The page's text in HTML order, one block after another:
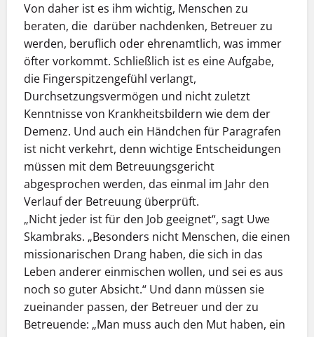
Von daher ist es ihm wichtig, Menschen zu
beraten, die darüber nachdenken, Betreuer zu
werden, beruflich oder ehrenamtlich, was immer
öfter vorkommt. Schließlich ist es eine Aufgabe,
die Fingerspitzengefühl verlangt,
Durchsetzungsvermögen und nicht zuletzt
Kenntnisse von Krankheitsbildern wie dem der
Demenz. Und auch ein Händchen für Paragrafen
ist nicht verkehrt, denn wichtige Entscheidungen
müssen mit dem Betreuungsgericht
abgesprochen werden, das einmal im Jahr den
Verlauf der Betreuung überprüft.
„Nicht jeder ist für den Job geeignet“, sagt Uwe
Skambraks. „Besonders nicht Menschen, die einen
missionarischen Drang haben, die sich in das
Leben anderer einmischen wollen, und sei es aus
noch so guter Absicht.“ Und dann müssen sie
zueinander passen, der Betreuer und der zu
Betreuende: „Man muss auch den Mut haben, ein